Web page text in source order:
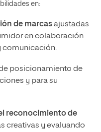
en:
de marcasajustadas
en colaboración
comunicación.
posicionamiento de
y para su
reconocimiento de
creativas y evaluando